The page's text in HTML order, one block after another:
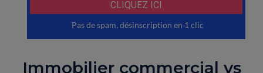
Immobilier commercial vs